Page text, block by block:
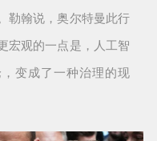
勒翰说，奥尔特曼此行
宏观的一点是，人工智
变成了一种治理的现